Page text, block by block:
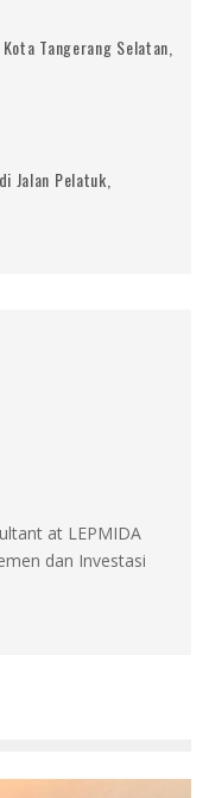
Tangerang Selatan,
Jalan Pelatuk,
at LEPMIDA
dan Investasi